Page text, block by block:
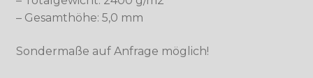
– Gesamthöhe: 5,0 mm
Sondermaße auf Anfrage möglich!